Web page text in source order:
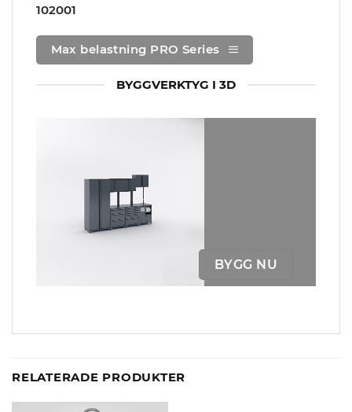
102001
Max belastning PRO Series
BYGGVERKTYG I 3D
BYGG NU
RELATERADE PRODUKTER